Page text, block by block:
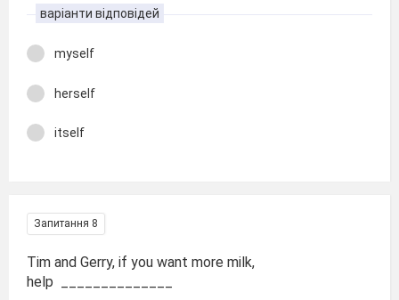
варіанти відповідей
myself
herself
itself
Запитання 8
Tim and Gerry, if you want more milk,
help ______________